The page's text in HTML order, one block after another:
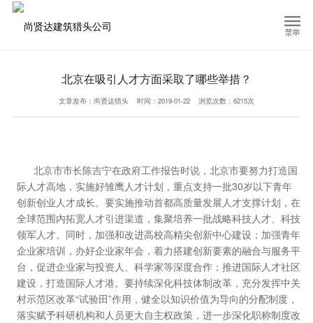
北京在吸引人才方面采取了哪些举措？
文章发布：尚贤达猎头 时间：2019-01-22 浏览次数：6215次
北京市市长陈吉宁在政府工作报告时说，北京市要努力打造国
际人才高地，实施好雏鹰人才计划，重点支持一批30岁以下青年
创新创业人才成长。要实施推动首都高质量发展人才支撑计划，在
全球范围内拓宽人才引进渠道，集聚培养一批战略科技人才、科技
领军人才。同时，加强和改进高校高精尖创新中心建设；加强青年
企业家培训，办好企业家年会，着力搭建创新要素的融合与服务平
台，促进企业家与投资人、科学家等深度合作；推进国际人才社区
建设，打造国际人才港。要持续深化科技体制改革，充分发挥中关
村示范区改革“试验田”作用，健全以知识价值为导向的分配制度，
落实赋予科研机构和人员更大自主权政策，进一步深化职称制度改